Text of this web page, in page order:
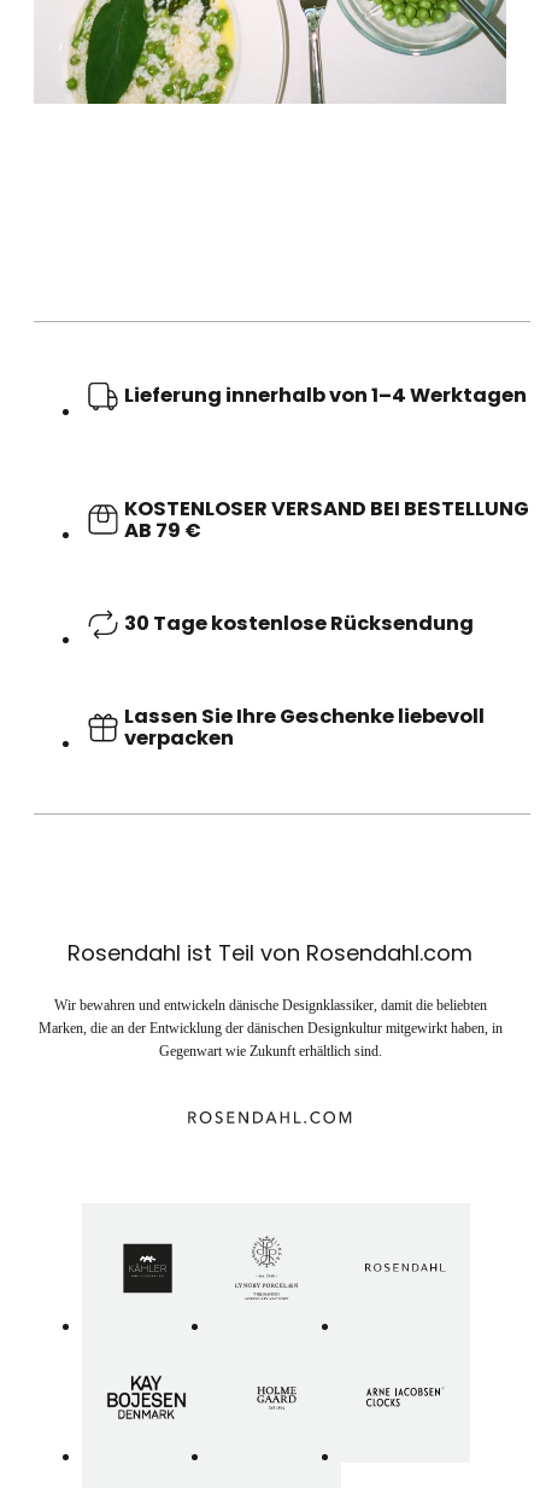
Lieferung innerhalb von 1–4 Werktagen
KOSTENLOSER VERSAND BEI
AB 79 €
30 Tage kostenlose Rücksendung
Lassen Sie Ihre Geschenke liebevoll
verpacken
Rosendahl ist Teil von Rosendahl.com
Wir bewahren und entwickeln dänische Designklassiker, damit die beliebten
Marken, die an der Entwicklung der dänischen Designkultur mitgewirkt haben, in
Gegenwart wie Zukunft erhältlich sind.